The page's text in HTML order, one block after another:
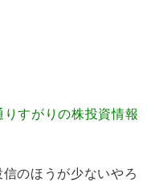
すがりの株投資情報
のほうが少ないやろ